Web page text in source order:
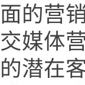
面的营
交媒体
的潜在